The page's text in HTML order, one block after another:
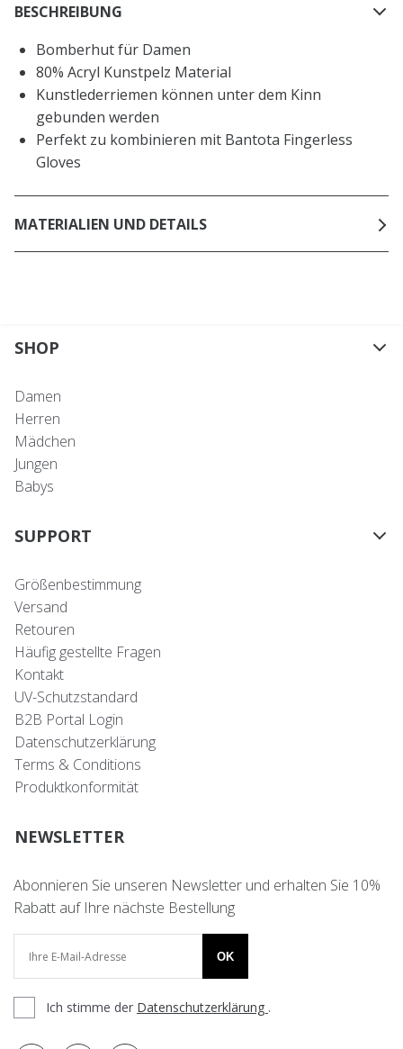
BESCHREIBUNG
Bomberhut für Damen
80% Acryl Kunstpelz Material
Kunstlederriemen können unter dem Kinn
gebunden werden
Perfekt zu kombinieren mit Bantota Fingerless
Gloves
MATERIALIEN UND DETAILS
SHOP
Damen
Herren
Mädchen
Jungen
Babys
SUPPORT
Größenbestimmung
Versand
Retouren
Häufig gestellte Fragen
Kontakt
UV-Schutzstandard
B2B Portal Login
Datenschutzerklärung
Terms & Conditions
Produktkonformität
NEWSLETTER
Abonnieren Sie unseren Newsletter und erhalten Sie 10%
Rabatt auf Ihre nächste Bestellung
OK
Ich stimme der Datenschutzerklärung .